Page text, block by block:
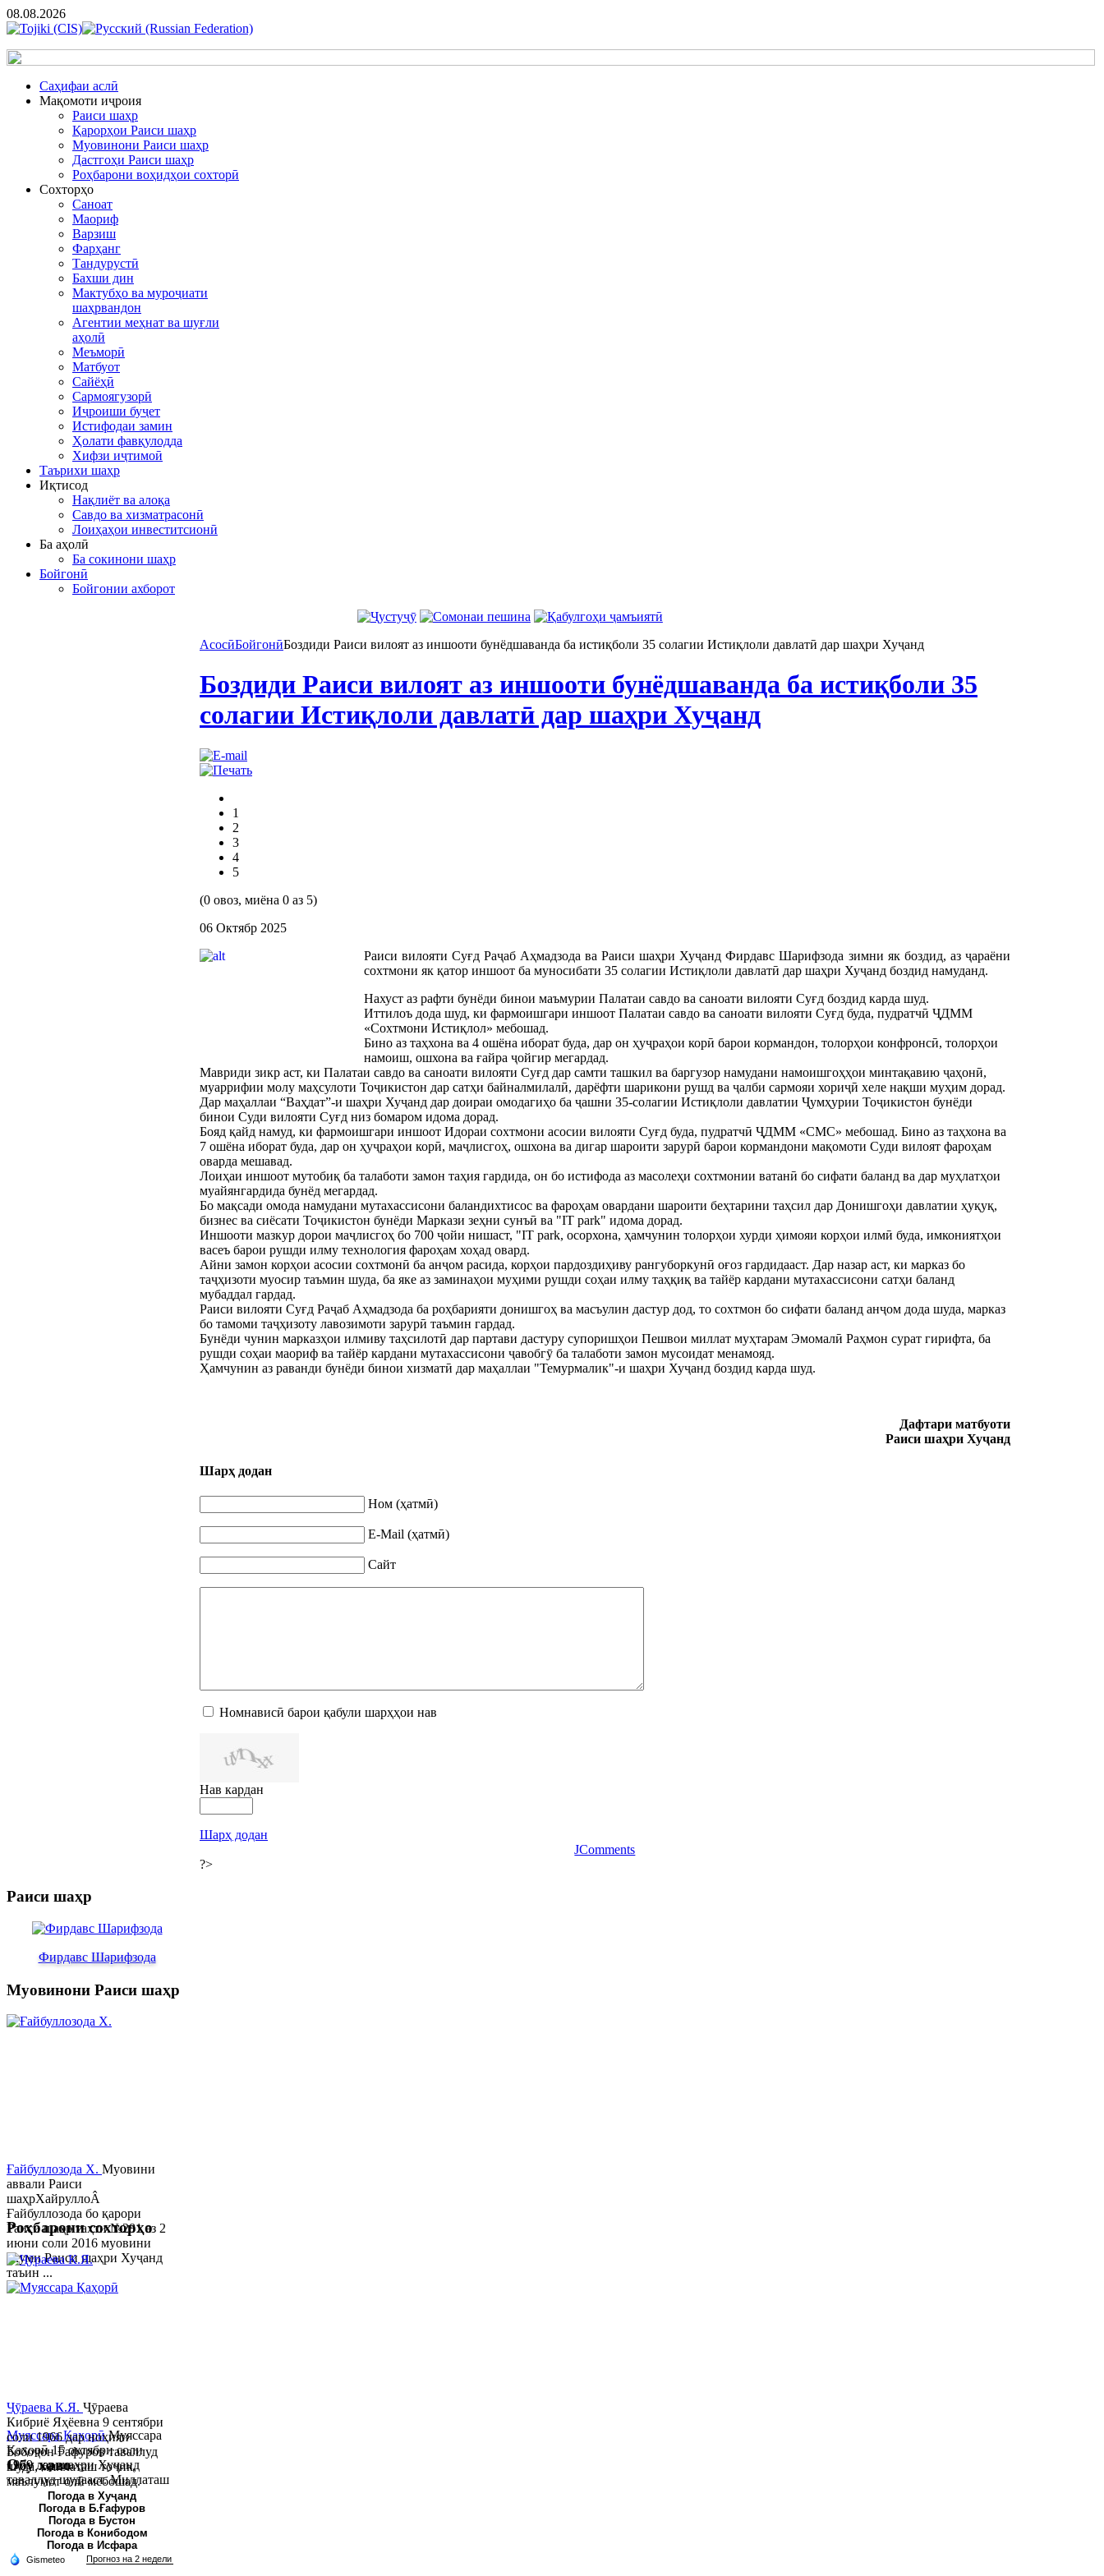
08.08.2026
Cаҳифаи аслӣ
Мақомоти иҷроия
Раиси шаҳр
Қарорҳои Раиси шаҳр
Муовинони Раиси шаҳр
Дастгоҳи Раиси шаҳр
Роҳбарони воҳидҳои сохторӣ
Сохторҳо
Саноат
Маориф
Варзиш
Фарҳанг
Тандурустӣ
Бахши дин
Мактубҳо ва муроҷиати
шаҳрвандон
Агентии меҳнат ва шуғли
аҳолӣ
Меъморӣ
Матбуот
Сайёҳӣ
Сармоягузорӣ
Иҷроиши буҷет
Истифодаи замин
Ҳолати фавқулодда
Хифзи иҷтимоӣ
Таърихи шаҳр
Иқтисод
Нақлиёт ва алоқа
Савдо ва хизматрасонӣ
Лоиҳаҳои инвеститсионӣ
Ба аҳолӣ
Ба сокинони шаҳр
Бойгонӣ
Бойгонии ахборот
АсосӣБойгонӣБоздиди Раиси вилоят аз иншооти бунёдшаванда ба истиқболи 35 солагии Истиқлоли давлатӣ дар шаҳри Хуҷанд
Боздиди Раиси вилоят аз иншооти бунёдшаванда ба истиқболи 35
солагии Истиқлоли давлатӣ дар шаҳри Хуҷанд
1
2
3
4
5
(0 овоз, миёна 0 аз 5)
06 Октябр 2025
Раиси вилояти Суғд Раҷаб Аҳмадзода ва Раиси шаҳри Хуҷанд Фирдавс Шарифзода зимни як боздид, аз ҷараёни
сохтмони як қатор иншоот ба муносибати 35 солагии Истиқлоли давлатӣ дар шаҳри Хуҷанд боздид намуданд.
Нахуст аз рафти бунёди бинои маъмурии Палатаи савдо ва саноати вилояти Суғд боздид карда шуд.
Иттилоъ дода шуд, ки фармоишгари иншоот Палатаи савдо ва саноати вилояти Суғд буда, пудратчӣ ҶДММ
«Сохтмони Истиқлол» мебошад.
Бино аз таҳхона ва 4 ошёна иборат буда, дар он ҳуҷраҳои корӣ барои кормандон, толорҳои конфронсӣ, толорҳои
намоиш, ошхона ва ғайра ҷойгир мегардад.
Мавриди зикр аст, ки Палатаи савдо ва саноати вилояти Суғд дар самти ташкил ва баргузор намудани намоишгоҳҳои минтақавию ҷаҳонӣ,
муаррифии молу маҳсулоти Тоҷикистон дар сатҳи байналмилалӣ, дарёфти шарикони рушд ва ҷалби сармояи хориҷӣ хеле нақши муҳим дорад.
Дар маҳаллаи “Ваҳдат”-и шаҳри Хуҷанд дар доираи омодагиҳо ба ҷашни 35-солагии Истиқлоли давлатии Ҷумҳурии Тоҷикистон бунёди
бинои Суди вилояти Суғд низ бомаром идома дорад.
Бояд қайд намуд, ки фармоишгари иншоот Идораи сохтмони асосии вилояти Суғд буда, пудратчӣ ҶДММ «СМС» мебошад. Бино аз таҳхона ва
7 ошёна иборат буда, дар он ҳуҷраҳои корӣ, маҷлисгоҳ, ошхона ва дигар шароити зарурӣ барои кормандони мақомоти Суди вилоят фароҳам
оварда мешавад.
Лоиҳаи иншоот мутобиқ ба талаботи замон таҳия гардида, он бо истифода аз масолеҳи сохтмонии ватанӣ бо сифати баланд ва дар муҳлатҳои
муайянгардида бунёд мегардад.
Бо мақсади омода намудани мутахассисони баландихтисос ва фароҳам овардани шароити беҳтарини таҳсил дар Донишгоҳи давлатии ҳуқуқ,
бизнес ва сиёсати Тоҷикистон бунёди Маркази зеҳни сунъӣ ва "IT park" идома дорад.
Иншооти мазкур дорои маҷлисгоҳ бо 700 ҷойи нишаст, "IT park, осорхона, ҳамчунин толорҳои хурди ҳимояи корҳои илмӣ буда, имкониятҳои
васеъ барои рушди илму технология фароҳам хоҳад овард.
Айни замон корҳои асосии сохтмонӣ ба анҷом расида, корҳои пардоздиҳиву рангуборкунӣ оғоз гардидааст. Дар назар аст, ки марказ бо
таҷҳизоти муосир таъмин шуда, ба яке аз заминаҳои муҳими рушди соҳаи илму таҳқиқ ва тайёр кардани мутахассисони сатҳи баланд
мубаддал гардад.
Раиси вилояти Суғд Раҷаб Аҳмадзода ба роҳбарияти донишгоҳ ва масъулин дастур дод, то сохтмон бо сифати баланд анҷом дода шуда, марказ
бо тамоми таҷҳизоту лавозимоти зарурӣ таъмин гардад.
Бунёди чунин марказҳои илмиву таҳсилотӣ дар партави дастуру супоришҳои Пешвои миллат муҳтарам Эмомалӣ Раҳмон сурат гирифта, ба
рушди соҳаи маориф ва тайёр кардани мутахассисони ҷавобгӯ ба талаботи замон мусоидат менамояд.
Ҳамчунин аз раванди бунёди бинои хизматӣ дар маҳаллаи "Темурмалик"-и шаҳри Хуҷанд боздид карда шуд.
Дафтари матбуоти
Раиси шаҳри Хуҷанд
Шарҳ додан
Ном (ҳатмӣ)
E-Mail (ҳатмӣ)
Сайт
Номнависӣ барои қабули шарҳҳои нав
Нав кардан
Шарҳ додан
JComments
?>
Раиси шаҳр
Фирдавс Шарифзода
Муовинони Раиси шаҳр
Ғайбуллозода Х. Муовини
аввали Раиси
шаҳрХайруллоÂ
Ғайбуллозода бо қарори
Раиси шаҳр таҳти №281 аз 2
июни соли 2016 муовини
якуми Раиси шаҳри Хуҷанд
таъин ...
Муяссара ҚаҳорӣМуяссара
Қаҳорӣ 15 октябри соли
1979 дар шаҳри Хуҷанд
таваллуд шудааст. Миллаташ
тоҷик. Маълумот олӣ. Соли
2002 Донишгоҳи давлатии
Хуҷанд ба...
Роҳбарони сохторҳо
Ҷӯраева К.Я. Ҷӯраева
Кибриё Яҳёевна 9 сентябри
соли 1966 дар ноҳияи
Бобоҷон Ғафуров таваллуд
шуда, миллаташ тоҷик,
маълумот олӣ мебошад.
Соли 1997 Донишг...
Обу хаво
Погода в Хуҷанд
Погода в Б.Ғафуров
Погода в Бустон
Погода в Конибодом
Погода в Исфара